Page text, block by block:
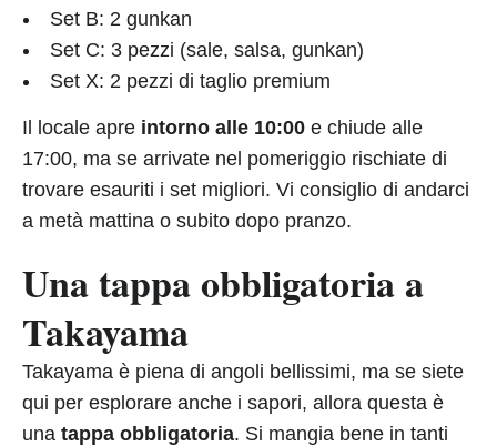
Set B: 2 gunkan
Set C: 3 pezzi (sale, salsa, gunkan)
Set X: 2 pezzi di taglio premium
Il locale apre intorno alle 10:00 e chiude alle
17:00, ma se arrivate nel pomeriggio rischiate di
trovare esauriti i set migliori. Vi consiglio di andarci
a metà mattina o subito dopo pranzo.
Una tappa obbligatoria a
Takayama
Takayama è piena di angoli bellissimi, ma se siete
qui per esplorare anche i sapori, allora questa è
una tappa obbligatoria. Si mangia bene in tanti